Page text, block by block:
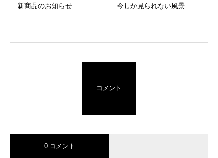
新商品のお知らせ 今しか見られない風景
コメント
0 コメント